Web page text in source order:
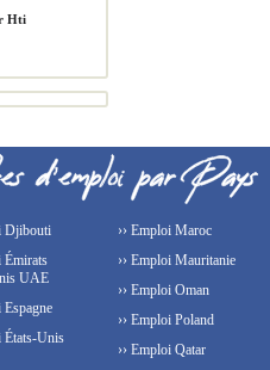
Hti
Djibouti
Émirats
UAE
Espagne
États-Unis
›› Emploi Maroc
›› Emploi Mauritanie
›› Emploi Oman
›› Emploi Poland
›› Emploi Qatar